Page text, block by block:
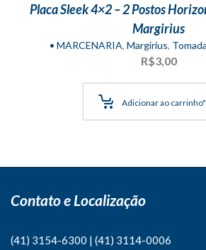
Placa Sleek 4×2 – 2 Postos
Margirius
• MARCENARIA, Margirius,
R$3,00
Adicionar ao carrinho"
Contato e Localização
(41) 3154-6300 | (41) 3114-0006